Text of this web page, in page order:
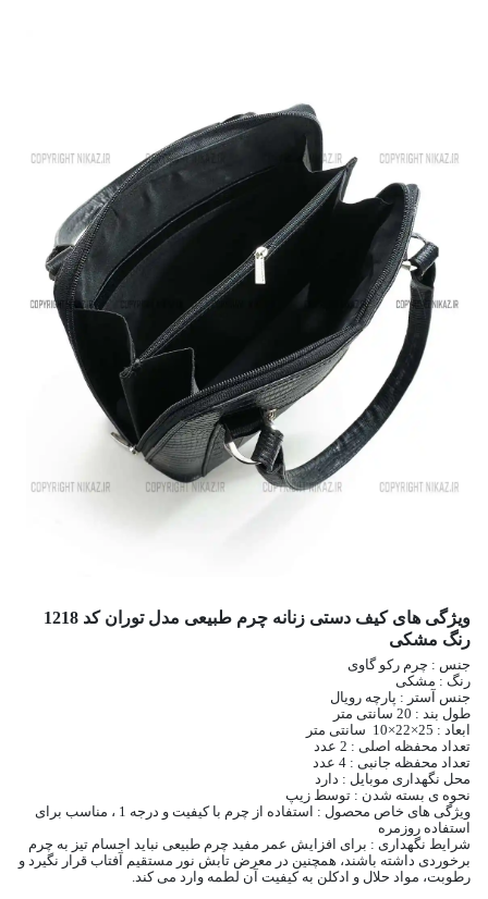
ویژگی های کیف دستی زنانه چرم طبیعی مدل توران کد 1218
رنگ مشکی
جنس : چرم رکو گاوی
رنگ : مشکی
جنس آستر : پارچه رویال
طول بند : 20 سانتی متر
ابعاد : 25×22×10 سانتی متر
تعداد محفظه اصلی : 2 عدد
تعداد محفظه جانبی : 4 عدد
محل نگهداری موبایل : دارد
نحوه ی بسته شدن : توسط زیپ
ویژگی های خاص محصول : استفاده از چرم با کیفیت و درجه 1 ، مناسب برای
استفاده روزمره
شرایط نگهداری : برای افزایش عمر مفید چرم طبیعی نباید اجسام تیز به چرم
برخوردی داشته باشند، همچنین در معرض تابش نور مستقیم آفتاب قرار نگیرد و
رطوبت، مواد حلال و ادکلن به کیفیت آن لطمه وارد می کند.